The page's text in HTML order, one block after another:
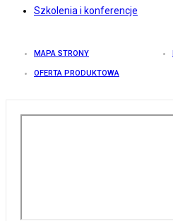
Szkolenia i konferencje
MAPA STRONY
OFERTA PRODUKTOWA